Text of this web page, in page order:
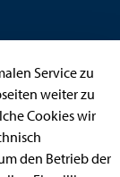
Service zu
weiter zu
Cookies wir
den Betrieb der